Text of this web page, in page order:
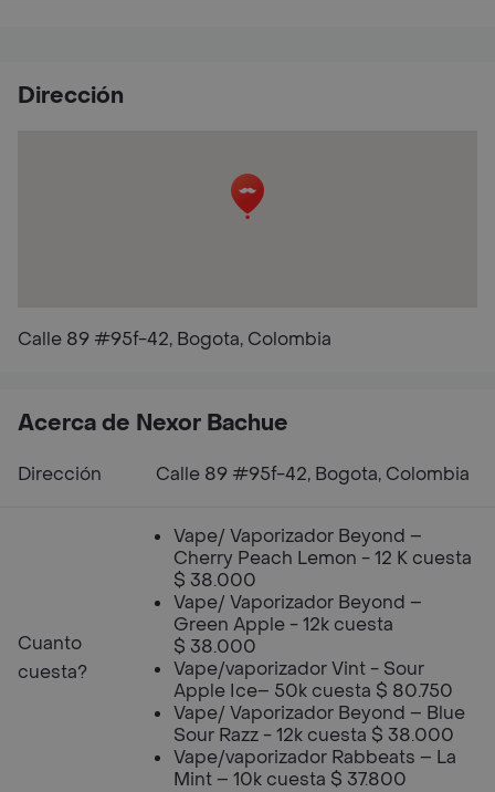
Dirección
Calle 89 #95f-42, Bogota, Colombia
Acerca de Nexor Bachue
Dirección Calle 89 #95f-42, Bogota, Colombia
Cuanto
cuesta?
Vape/ Vaporizador Beyond –
Cherry Peach Lemon - 12 K cuesta
$ 38.000
Vape/ Vaporizador Beyond –
Green Apple - 12k cuesta
$ 38.000
Vape/vaporizador Vint - Sour
Apple Ice– 50k cuesta $ 80.750
Vape/ Vaporizador Beyond – Blue
Sour Razz - 12k cuesta $ 38.000
Vape/vaporizador Rabbeats – La
Mint – 10k cuesta $ 37.800